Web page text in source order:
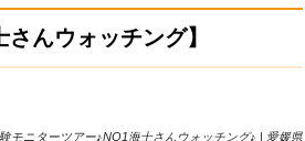
んウォッチング】
モニターツアー♪NO1海士さんウォッチング♪ | 愛媛県